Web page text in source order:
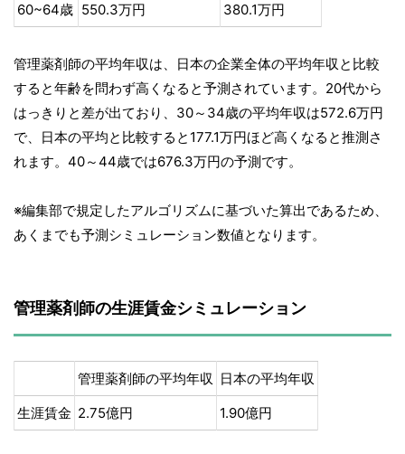
60~64歳 550.3万円 380.1万円
管理薬剤師の平均年収は、日本の企業全体の平均年収と比較
すると年齢を問わず高くなると予測されています。20代から
はっきりと差が出ており、30～34歳の平均年収は572.6万円
で、日本の平均と比較すると177.1万円ほど高くなると推測さ
れます。40～44歳では676.3万円の予測です。
※編集部で規定したアルゴリズムに基づいた算出であるため、
あくまでも予測シミュレーション数値となります。
管理薬剤師の生涯賃金シミュレーション
管理薬剤師の平均年収 日本の平均年収
生涯賃金 2.75億円 1.90億円